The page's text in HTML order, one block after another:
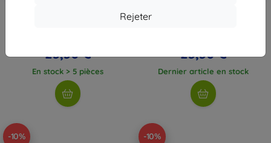
Rejeter
Guess GUHCZFD5HGGSHD F946 Z
Fold 5 coque rigide dorée Glitter
23,30 €
En stock > 5 pièces
23,30 €
Dernier article en stock
-10% -10%